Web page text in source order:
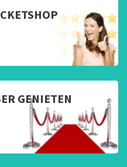
GENIETEN